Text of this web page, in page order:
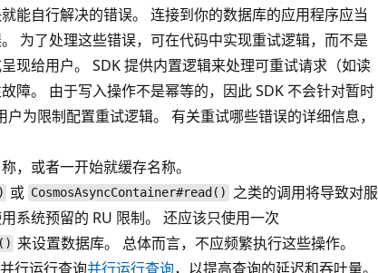
能自行解决的错误。 连接到你的数据库的应用程序应当
为了处理这些错误，可在代码中实现重试逻辑，而不是
现给用户。 SDK 提供内置逻辑来处理可重试请求（如读
障。 由于写入操作不是幂等的，因此 SDK 不会针对暂时
为限制配置重试逻辑。 有关重试哪些错误的详细信息，
，或者一开始就缓存名称。
或 CosmosAsyncContainer#read()
之类的调用将导致对服
系统预留的 RU 限制。 还应该只使用一次
来设置数据库。 总体而言，不应频繁执行这些操作。
行运行查询并行运行查询，以提高查询的延迟和吞吐量。